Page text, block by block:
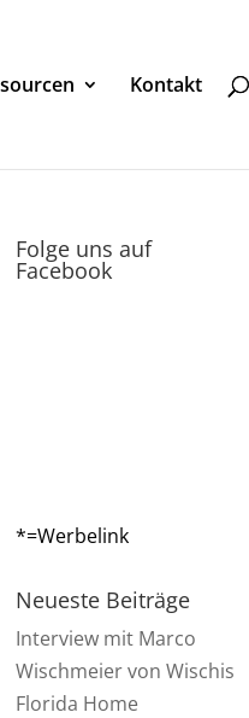
Kontakt
Folge uns auf
Facebook
*=Werbelink
Neueste Beiträge
Interview mit Marco
Wischmeier von Wischis
Florida Home